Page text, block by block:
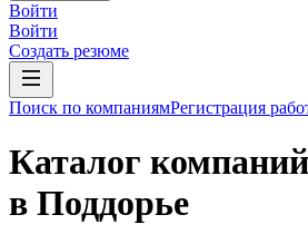
Войти
Войти
Создать резюме
Поиск по компаниямРегистрация
Каталог
в Поддорье